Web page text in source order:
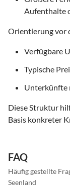
Aufenthalte
Orientierung vor
Verfügbare
Typische
Unterkünfte
Diese Struktur
Basis konkreter
FAQ
Häufig gestellte
Seenland